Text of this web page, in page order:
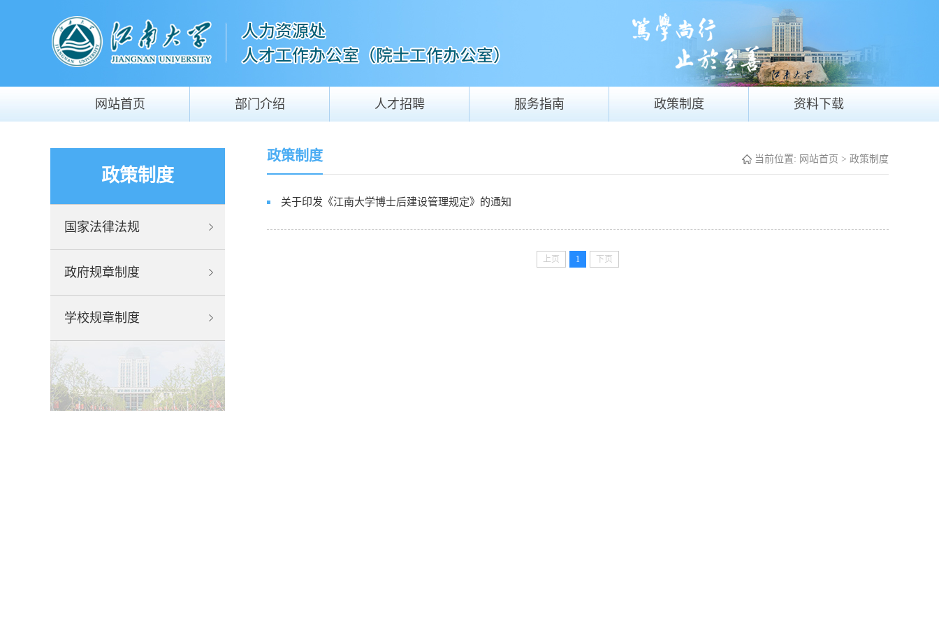
网站首页 部门介绍 人才招聘 服务指南 政策制度 资料下载
政策制度
国家法律法规
政府规章制度
学校规章制度
当前位置: 网站首页 > 政策制度
政策制度
关于印发《江南大学博士后建设管理规定》的通知
上页 1 下页